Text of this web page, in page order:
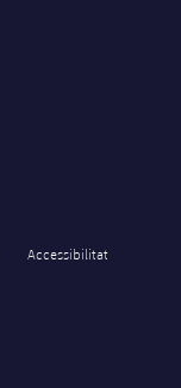
Accessibilitat